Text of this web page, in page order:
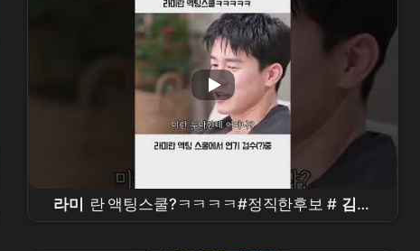
라미 란 액팅스쿨?ㅋㅋㅋㅋ#정직한후보 # 김무
열 #비하인드 # 참교육